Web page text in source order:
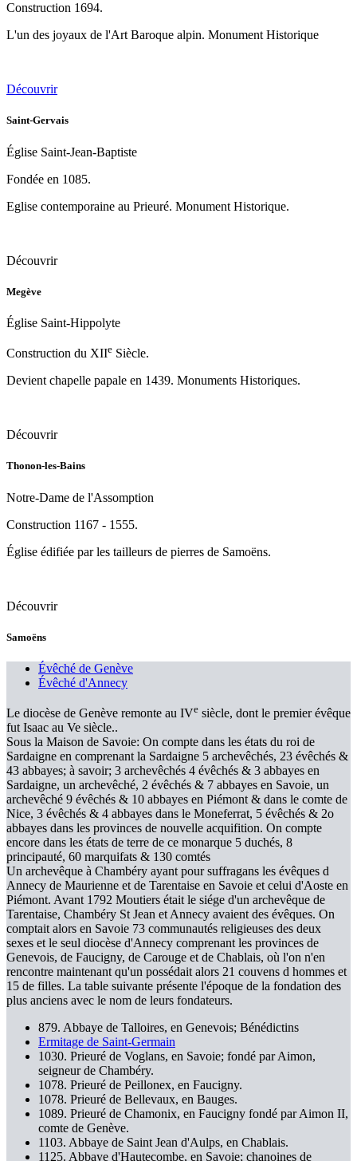
Construction 1694.
L'un des joyaux de l'Art Baroque alpin. Monument Historique
Découvrir
Saint-Gervais
Église Saint-Jean-Baptiste
Fondée en 1085.
Eglise contemporaine au Prieuré. Monument Historique.
Découvrir
Megève
Église Saint-Hippolyte
Construction du XIIe Siècle.
Devient chapelle papale en 1439. Monuments Historiques.
Découvrir
Thonon-les-Bains
Notre-Dame de l'Assomption
Construction 1167 - 1555.
Église édifiée par les tailleurs de pierres de Samoëns.
Découvrir
Samoëns
Évêché de Genève
Évêché d'Annecy
Le diocèse de Genève remonte au IVe siècle, dont le premier évêque
fut Isaac au Ve siècle..
Sous la Maison de Savoie: On compte dans les états du roi de
Sardaigne en comprenant la Sardaigne 5 archevêchés, 23 évêchés &
43 abbayes; à savoir; 3 archevêchés 4 évêchés & 3 abbayes en
Sardaigne, un archevêché, 2 évêchés & 7 abbayes en Savoie, un
archevêché 9 évêchés & 10 abbayes en Piémont & dans le comte de
Nice, 3 évêchés & 4 abbayes dans le Moneferrat, 5 évêchés & 2o
abbayes dans les provinces de nouvelle acquifition. On compte
encore dans les états de terre de ce monarque 5 duchés, 8
principauté, 60 marquifats & 130 comtés
Un archevêque à Chambéry ayant pour suffragans les évêques d
Annecy de Maurienne et de Tarentaise en Savoie et celui d'Aoste en
Piémont. Avant 1792 Moutiers était le siége d'un archevêque de
Tarentaise, Chambéry St Jean et Annecy avaient des évêques. On
comptait alors en Savoie 73 communautés religieuses des deux
sexes et le seul diocèse d'Annecy comprenant les provinces de
Genevois, de Faucigny, de Carouge et de Chablais, où l'on n'en
rencontre maintenant qu'un possédait alors 21 couvens d hommes et
15 de filles. La table suivante présente l'époque de la fondation des
plus anciens avec le nom de leurs fondateurs.
879. Abbaye de Talloires, en Genevois; Bénédictins
Ermitage de Saint-Germain
1030. Prieuré de Voglans, en Savoie; fondé par Aimon,
seigneur de Chambéry.
1078. Prieuré de Peillonex, en Faucigny.
1078. Prieuré de Bellevaux, en Bauges.
1089. Prieuré de Chamonix, en Faucigny fondé par Aimon II,
comte de Genève.
1103. Abbaye de Saint Jean d'Aulps, en Chablais.
1125. Abbaye d'Hautecombe, en Savoie; chanoines de